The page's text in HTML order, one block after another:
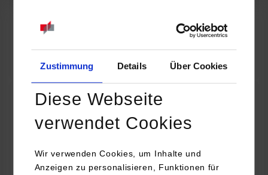
Zustimmung Details Über Cookies
Diese Webseite
verwendet Cookies
Wir verwenden Cookies, um Inhalte und
Anzeigen zu personalisieren, Funktionen für
Online INDIS-Infoveranstaltung für Studierende
Zum Event
Technologietag: Clean Urban Transportation –
nachhaltige Mobilität im (sub)urbanen Umfeld
16.09.2026 - 17.09.2026